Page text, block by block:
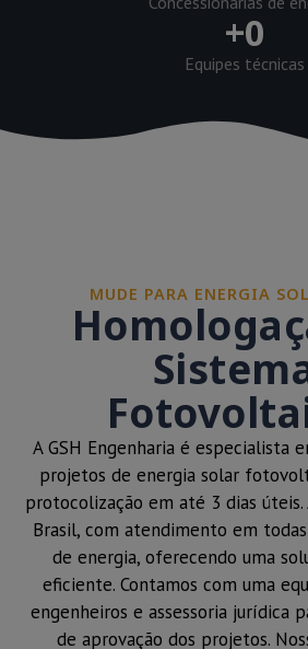
+0
Equipes técnicas
MUDE PARA ENERGIA
A GSH Engenharia é especialista
projetos de energia solar
protocolização em até 3 dias
Brasil, com atendimento em
de energia, oferecendo uma
eficiente. Contamos com uma
engenheiros e assessoria jurídica
de aprovação dos projetos.